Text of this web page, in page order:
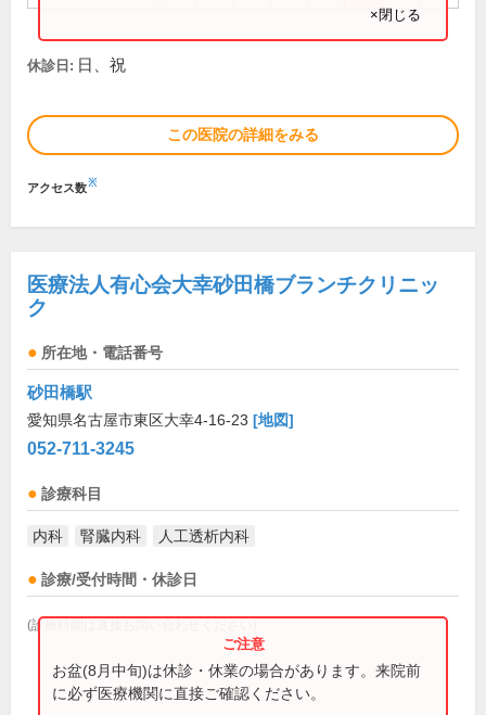
×閉じる
休診日: 日、祝
この医院の詳細をみる
アクセス数※
医療法人有心会大幸砂田橋ブランチクリニッ
ク
所在地・電話番号
砂田橋駅
愛知県名古屋市東区大幸4-16-23 [地図]
052-711-3245
診療科目
内科 腎臓内科 人工透析内科
診療/受付時間・休診日
(診療時間は直接お問い合わせください)
お盆(8月中旬)は休診・休業の場合があります。来院前
に必ず医療機関に直接ご確認ください。